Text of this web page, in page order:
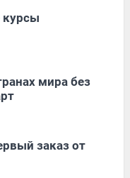
курсы
мира без
заказ от